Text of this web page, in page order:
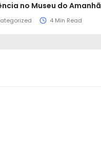
no Museu do Amanhã
4 Min Read